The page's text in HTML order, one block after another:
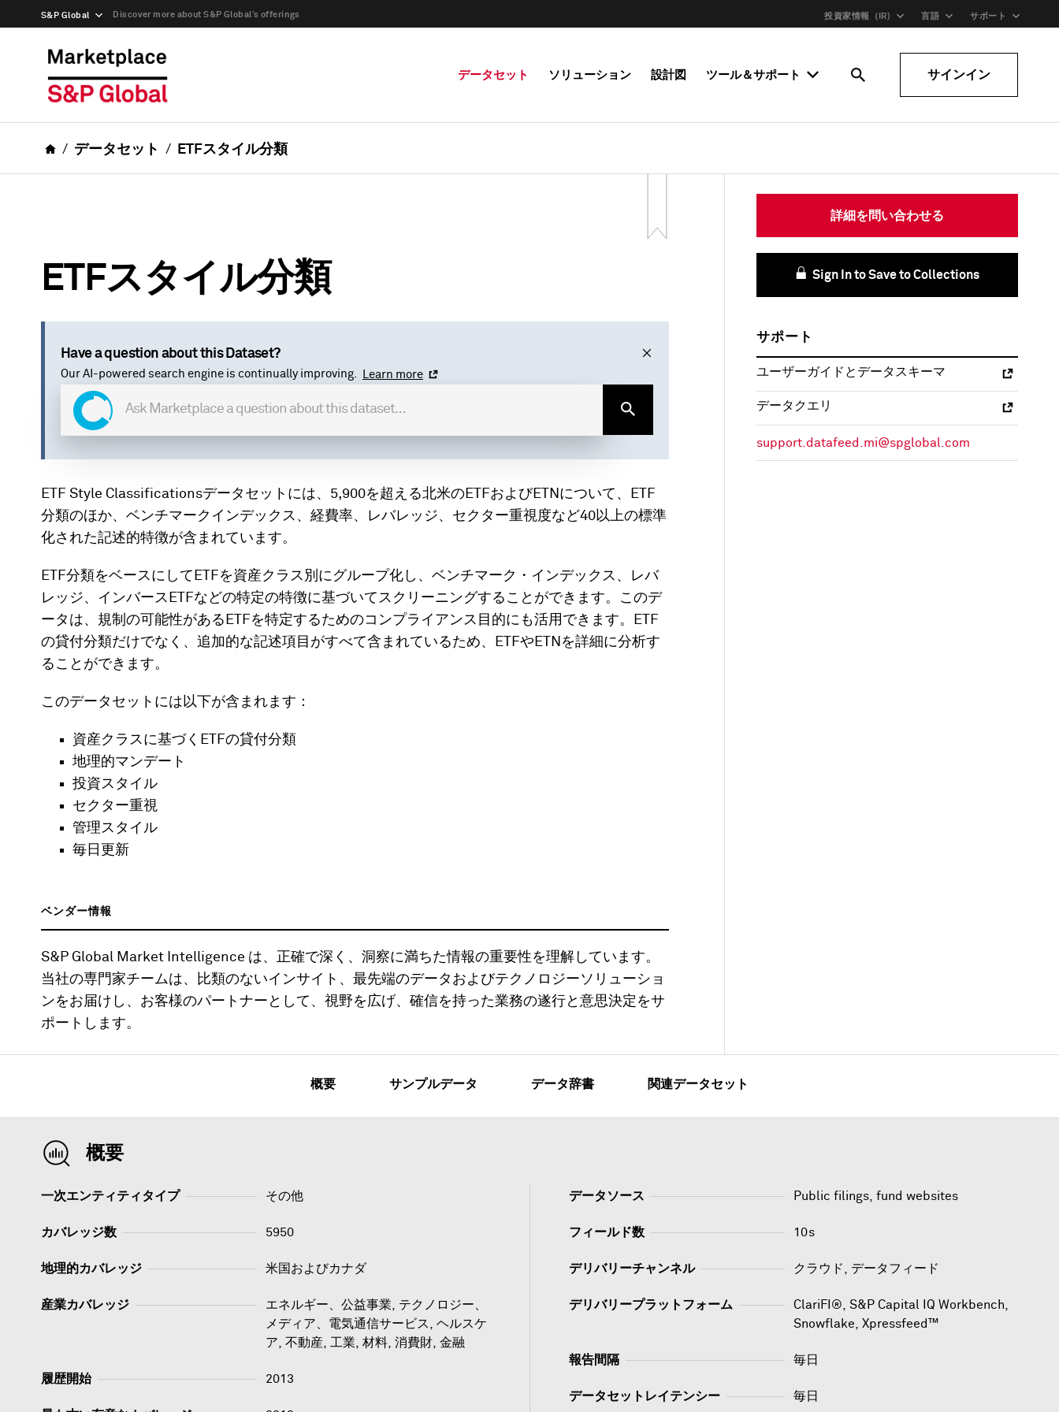
S&P Global Discover more about S&P Global’s offerings 投資家情報（IR) 言語 サポート
データセット ソリューション 設計図 ツール＆サポート サインイン
データセット ETFスタイル分類
ETFスタイル分類
Have a question about this Dataset?
Our AI-powered search engine is continually improving. Learn more
ETF Style Classificationsデータセットには、5,900を超える北米のETFおよびETNについて、ETF
分類のほか、ベンチマークインデックス、経費率、レバレッジ、セクター重視度など40以上の標準
化された記述的特徴が含まれています。
ETF分類をベースにしてETFを資産クラス別にグループ化し、ベンチマーク・インデックス、レバ
レッジ、インバースETFなどの特定の特徴に基づいてスクリーニングすることができます。このデ
ータは、規制の可能性があるETFを特定するためのコンプライアンス目的にも活用できます。ETF
の貸付分類だけでなく、追加的な記述項目がすべて含まれているため、ETFやETNを詳細に分析す
ることができます。
このデータセットには以下が含まれます：
資産クラスに基づくETFの貸付分類
地理的マンデート
投資スタイル
セクター重視
管理スタイル
毎日更新
ベンダー情報
S&P Global Market Intelligence は、正確で深く、洞察に満ちた情報の重要性を理解しています。
当社の専門家チームは、比類のないインサイト、最先端のデータおよびテクノロジーソリューショ
ンをお届けし、お客様のパートナーとして、視野を広げ、確信を持った業務の遂行と意思決定をサ
ポートします。
詳細を問い合わせる
Sign In to Save to Collections
サポート
ユーザーガイドとデータスキーマ
データクエリ
support.datafeed.mi@spglobal.com
概要 サンプルデータ データ辞書 関連データセット
概要
一次エンティティタイプ その他
カバレッジ数 5950
地理的カバレッジ 米国およびカナダ
産業カバレッジ
エネルギー、公益事業, テクノロジー、
メディア、電気通信サービス, ヘルスケ
ア, 不動産, 工業, 材料, 消費財, 金融
履歴開始 2013
データソース Public filings, fund websites
フィールド数 10s
デリバリーチャンネル クラウド, データフィード
デリバリープラットフォーム ClariFI® S&P Capital IQ Workbench
Snowflake
Xpressfeed™
報告間隔 毎日
データセットレイテンシー 毎日